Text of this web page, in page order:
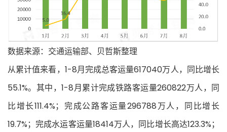
数据来源：交通运输部、贝哲斯整理
从累计值来看，1-8月完成总客运量617040万人，同比增长
55.1%。其中，1-8月累计完成铁路客运量260822万人，同
比增长111.4%；完成公路客运量296788万人，同比增长
19.7%；完成水运客运量18414万人，同比增长高达123.3%；